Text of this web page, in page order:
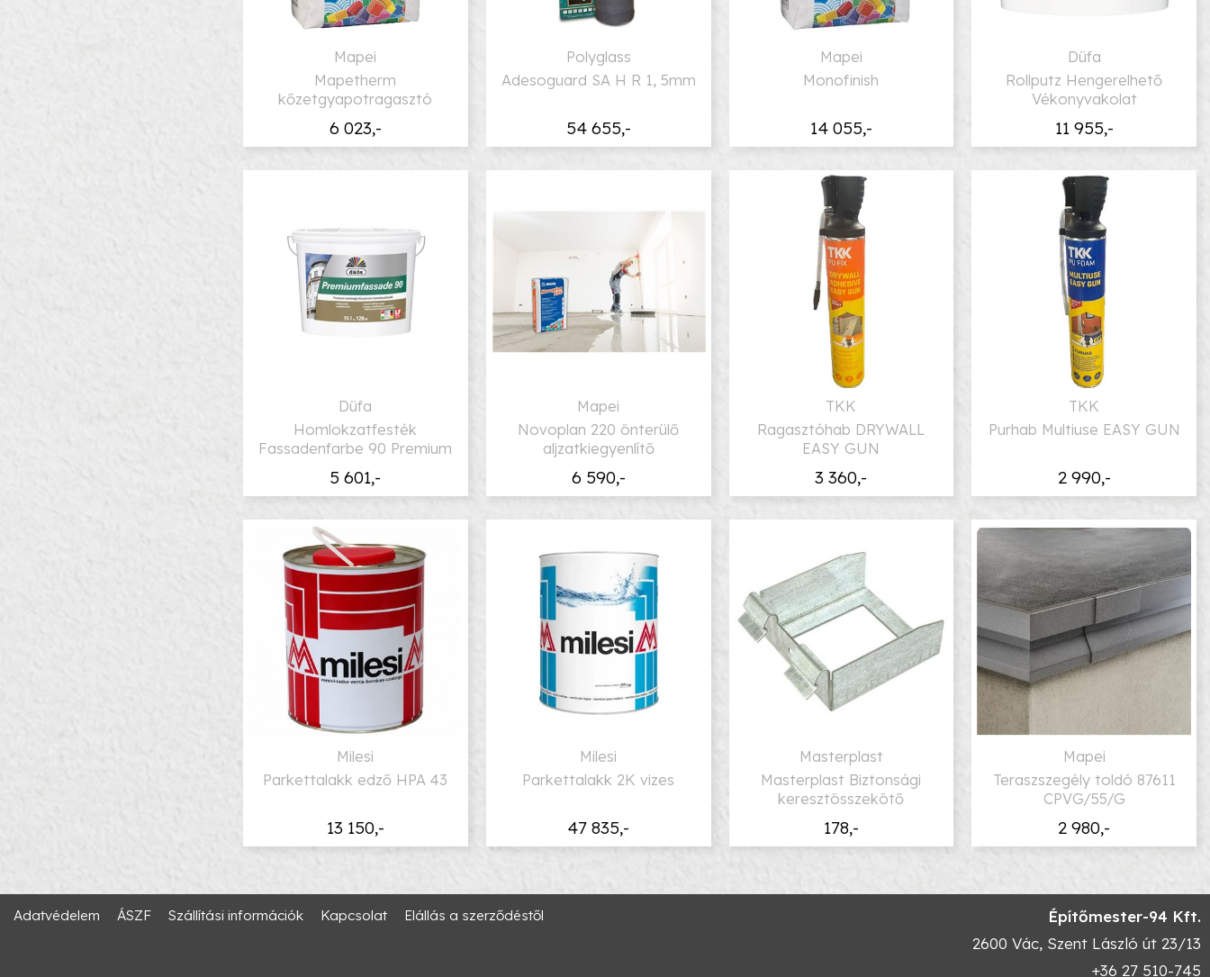
6 023,-
Mapei
Mapetherm
kőzetgyapotragasztó
54 655,-
Polyglass
Adesoguard SA H R 1, 5mm
14 055,-
Mapei
Monofinish
11 955,-
Düfa
Rollputz Hengerelhető
Vékonyvakolat
5 601,-
Düfa
Homlokzatfesték
Fassadenfarbe 90 Premium
6 590,-
Mapei
Novoplan 220 önterülő
aljzatkiegyenlítő
3 360,-
TKK
Ragasztóhab DRYWALL
EASY GUN
2 990,-
TKK
Purhab Multiuse EASY GUN
13 150,-
Milesi
Parkettalakk edző HPA 43
47 835,-
Milesi
Parkettalakk 2K vizes
178,-
Masterplast
Masterplast Biztonsági
keresztösszekötő
2 980,-
Mapei
Teraszszegély toldó 87611
CPVG/55/G
Adatvédelem ÁSZF Szállítási információk Kapcsolat Elállás a szerződéstől
Építőmester-94 Kft.
2600 Vác, Szent László út 23/13
+36 27 510-745